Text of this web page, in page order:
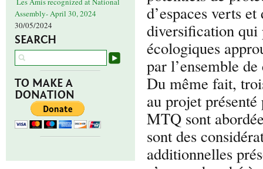
Assembly- April 30, 2024
30/05/2024
SEARCH
TO MAKE A
DONATION
d’espaces verts et
diversification qui
écologiques
par l’ensemble
Du même fait,
au projet présenté
MTQ sont
sont des
additionnelles